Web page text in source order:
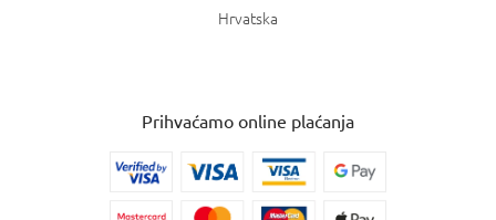
Hrvatska
Prihvaćamo online plaćanja